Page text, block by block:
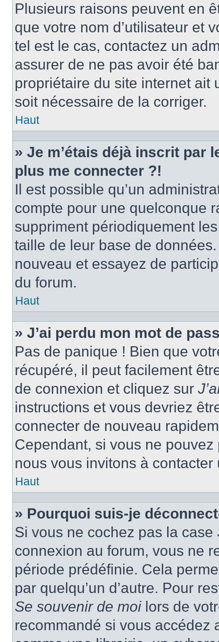
Plusieurs raisons peuvent en
que votre nom d’utilisateur et
tel est le cas, contactez un
assurer de ne pas avoir été
propriétaire du site internet ait
soit nécessaire de la corriger.
Haut
» Je m’étais déjà inscrit par
plus me connecter ?!
Il est possible qu’un
compte pour une quelconque
suppriment périodiquement
taille de leur base de
nouveau et essayez de
du forum.
Haut
» J’ai perdu mon mot de
Pas de panique ! Bien que
récupéré, il peut facilement
de connexion et cliquez sur
instructions et vous devriez
connecter de nouveau
Cependant, si vous ne
nous vous invitons à
Haut
» Pourquoi suis-je
Si vous ne cochez pas la case
connexion au forum, vous ne
période prédéfinie. Cela
par quelqu’un d’autre. Pour
Se souvenir de moilors de
recommandé si vous accédez